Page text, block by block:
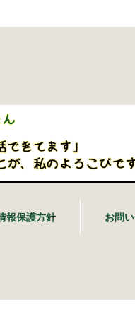
報保護方針 お問